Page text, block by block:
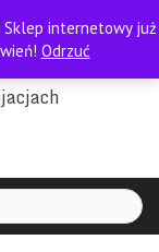
internetowy już
Odrzuć